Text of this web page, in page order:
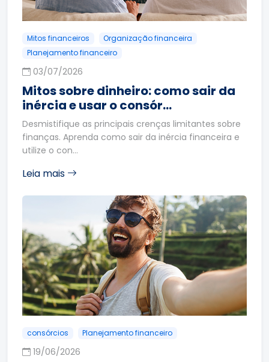
Mitos financeiros
Organização financeira
Planejamento financeiro
03/07/2026
Mitos sobre dinheiro: como sair da
inércia e usar o consór…
Desmistifique as principais crenças limitantes sobre
finanças. Aprenda como sair da inércia financeira e
utilize o con…
Leia mais
consórcios Planejamento financeiro
19/06/2026